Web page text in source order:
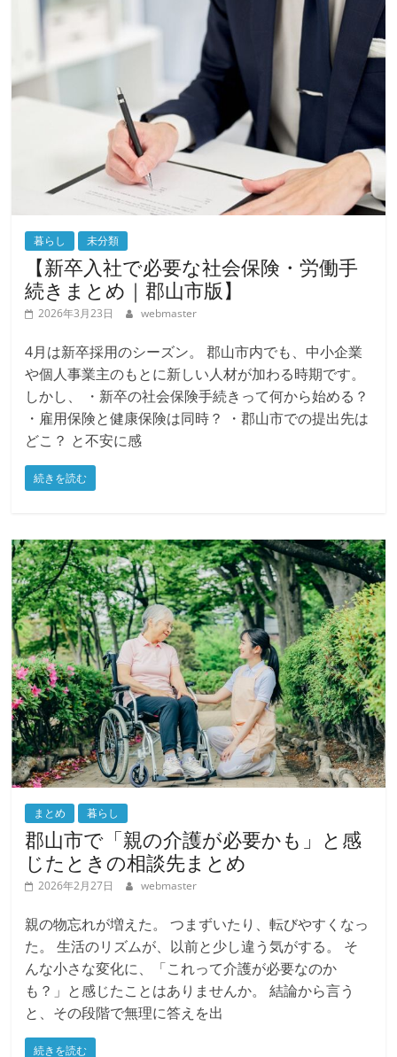
暮らし 未分類
【新卒入社で必要な社会保険・労働手
続きまとめ｜郡山市版】
4月は新卒採用のシーズン。 郡山市内でも、中小企業
や個人事業主のもとに新しい人材が加わる時期です。
しかし、 ・新卒の社会保険手続きって何から始める？
・雇用保険と健康保険は同時？ ・郡山市での提出先は
どこ？ と不安に感
まとめ 暮らし
郡山市で「親の介護が必要かも」と感
じたときの相談先まとめ
親の物忘れが増えた。 つまずいたり、転びやすくなっ
た。 生活のリズムが、以前と少し違う気がする。 そ
んな小さな変化に、「これって介護が必要なのか
も？」と感じたことはありませんか。 結論から言う
と、その段階で無理に答えを出